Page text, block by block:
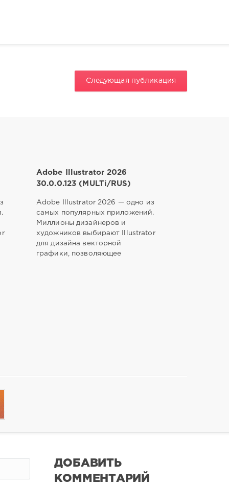
Следующая публикация
Adobe Illustrator 2026
30.0.0.123 (MULTi/RUS)
Adobe Illustrator 2026 — одно из
самых популярных приложений.
Миллионы дизайнеров и
художников выбирают Illustrator
для дизайна векторной
графики, позволяющее
ДОБАВИТЬ
КОММЕНТАРИЙ